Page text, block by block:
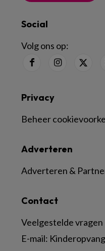
Social
Volg ons op:
Contact
Veelgestelde vragen
E-mail:
Adverteren
Adverteren &
Privacy
Beheer